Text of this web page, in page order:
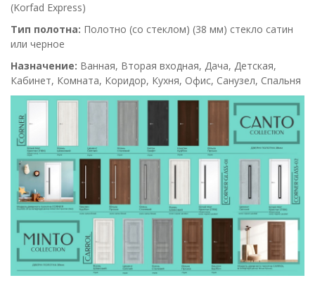
(Korfad Express)
Тип полотна: Полотно (со стеклом) (38 мм) стекло сатин
или черное
Назначение: Ванная, Вторая входная, Дача, Детская,
Кабинет, Комната, Коридор, Кухня, Офис, Санузел, Спальня